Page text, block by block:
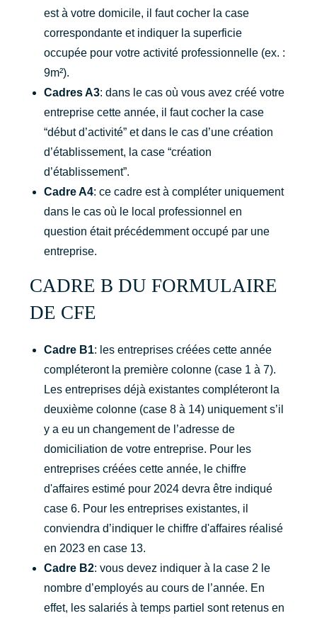
est à votre domicile, il faut cocher la case
correspondante et indiquer la superficie
occupée pour votre activité professionnelle (ex. :
9m²).
Cadres A3: dans le cas où vous avez créé votre
entreprise cette année, il faut cocher la case
“début d’activité” et dans le cas d’une création
d’établissement, la case “création
d’établissement”.
Cadre A4: ce cadre est à compléter uniquement
dans le cas où le local professionnel en
question était précédemment occupé par une
entreprise.
CADRE B DU FORMULAIRE
DE CFE
Cadre B1: les entreprises créées cette année
compléteront la première colonne (case 1 à 7).
Les entreprises déjà existantes compléteront la
deuxième colonne (case 8 à 14) uniquement s’il
y a eu un changement de l’adresse de
domiciliation de votre entreprise. Pour les
entreprises créées cette année, le chiffre
d'affaires estimé pour 2024 devra être indiqué
case 6. Pour les entreprises existantes, il
conviendra d’indiquer le chiffre d'affaires réalisé
en 2023 en case 13.
Cadre B2: vous devez indiquer à la case 2 le
nombre d’employés au cours de l’année. En
effet, les salariés à temps partiel sont retenus en